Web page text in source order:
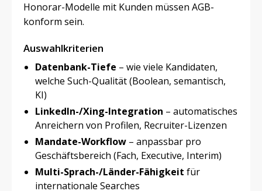
Honorar-Modelle mit Kunden müssen AGB-
konform sein.
Auswahlkriterien
Datenbank-Tiefe – wie viele Kandidaten,
welche Such-Qualität (Boolean, semantisch,
KI)
LinkedIn-/Xing-Integration – automatisches
Anreichern von Profilen, Recruiter-Lizenzen
Mandate-Workflow – anpassbar pro
Geschäftsbereich (Fach, Executive, Interim)
Multi-Sprach-/Länder-Fähigkeit für
internationale Searches